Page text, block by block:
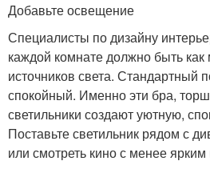
Добавьте освещение
Специалисты по дизайну
каждой комнате должно быть
источников света. Стандартный
спокойный. Именно эти бра,
светильники создают уютную,
Поставьте светильник рядом с
или смотреть кино с менее